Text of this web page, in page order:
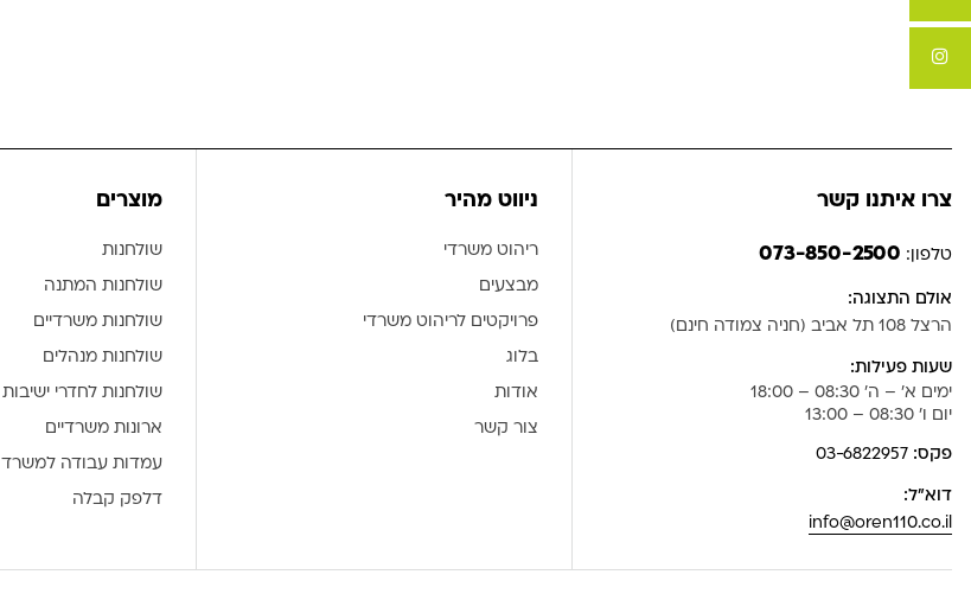
צרו איתנו קשר
טלפון: 073-850-2500
אולם התצוגה:
הרצל 108 תל אביב (חניה צמודה חינם)
שעות פעילות:
ימים א' – ה' 08:30 – 18:00
יום ו' 08:30 – 13:00
פקס: 03-6822957
דוא”ל:
info@oren110.co.il
ניווט מהיר
ריהוט משרדי
מבצעים
פרויקטים לריהוט משרדי
בלוג
אודות
צור קשר
מוצרים
שולחנות
שולחנות המתנה
שולחנות משרדיים
שולחנות מנהלים
שולחנות לחדרי ישיבות
ארונות משרדיים
עמדות עבודה למשרד
דלפק קבלה